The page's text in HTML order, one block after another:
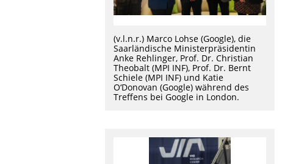
(v.l.n.r.) Marco Lohse (Google), die
Saarländische Ministerpräsidentin
Anke Rehlinger, Prof. Dr. Christian
Theobalt (MPI INF), Prof. Dr. Bernt
Schiele (MPI INF) und Katie
O‘Donovan (Google) während des
Treffens bei Google in London.